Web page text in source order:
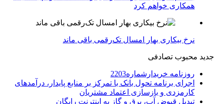
همکاری خواهم کرد
نرخ بیکاری بهار امسال تک‌رقمی باقی ماند
جدید محبوب تصادفی
روزنامه خریدارشماره2203
اجرای برنامه تحول بانک با تمرکز بر منابع پایدار، درآمدهای
کارمزدی و بازسازی اعتماد مشتریان
تبدیل قبوض آب، برق و گاز به اینترنت رایگان